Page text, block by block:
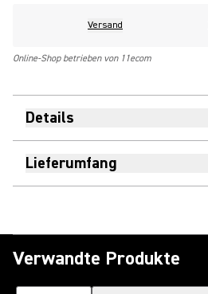
Versand
Online-Shop betrieben von 11ecom
Details
Lieferumfang
Verwandte Produkte